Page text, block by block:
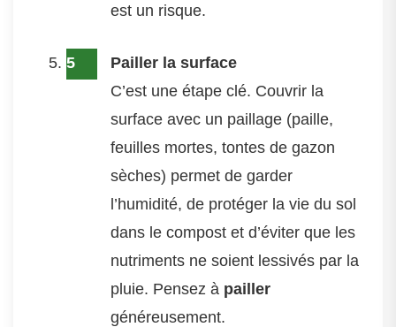
est un risque.
Pailler la surface
C’est une étape clé. Couvrir la
surface avec un paillage (paille,
feuilles mortes, tontes de gazon
sèches) permet de garder
l’humidité, de protéger la vie du sol
dans le compost et d’éviter que les
nutriments ne soient lessivés par la
pluie. Pensez à pailler
généreusement.